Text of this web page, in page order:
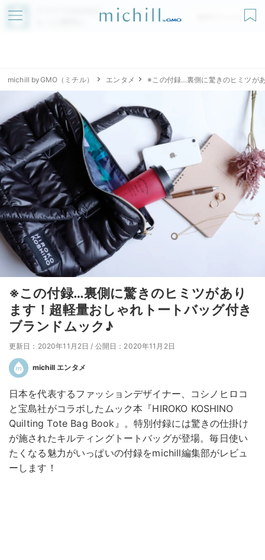
アプリでmichillが
無料ダウンロード
michill byGMO（ミチル） エンタメ ※この付録…裏側に驚きのヒミツが
※この付録…裏側に驚きのヒミツがあり
ます！超軽量おしゃれトートバッグ付き
ブランドムック♪
更新日：2020年11月2日 / 公開日：2020年11月2日
michill エンタメ
日本を代表するファッションデザイナー、コシノヒロコ
と宝島社がコラボしたムック本『HIROKO KOSHINO
Quilting Tote Bag Book』。特別付録には驚きの仕掛け
が施されたキルティングトートバッグが登場。毎日使い
たくなる魅力がいっぱいの付録をmichill編集部がレビュ
ーします！